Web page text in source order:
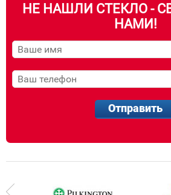
НЕ НАШЛИ СТЕКЛО -
НАМИ!
Отправить